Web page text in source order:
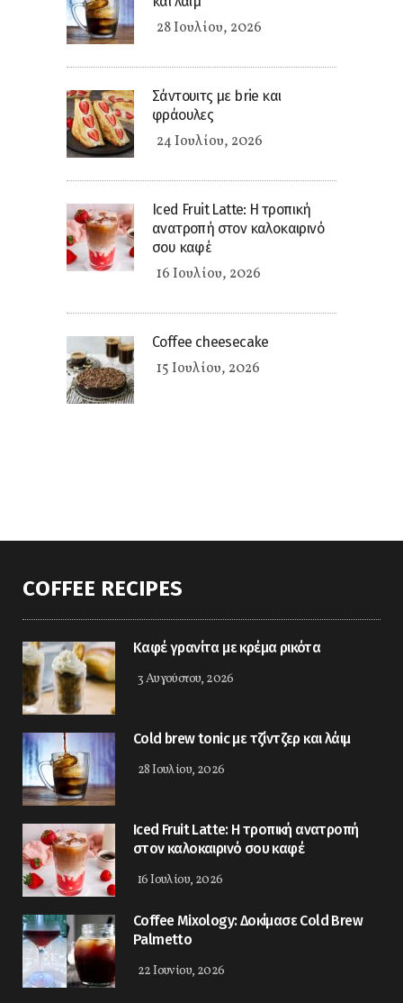
28 Ιουλίου, 2026
Σάντουιτς με brie και
φράουλες
24 Ιουλίου, 2026
Iced Fruit Latte: Η τροπική
ανατροπή στον καλοκαιρινό
σου καφέ
16 Ιουλίου, 2026
Coffee cheesecake
15 Ιουλίου, 2026
COFFEE RECIPES
Kαφέ γρανίτα με κρέμα ρικότα
3 Αυγούστου, 2026
Cold brew tonic με τζίντζερ και λάιμ
28 Ιουλίου, 2026
Iced Fruit Latte: Η τροπική ανατροπή
στον καλοκαιρινό σου καφέ
16 Ιουλίου, 2026
Coffee Mixology: Δοκίμασε Cold Brew
Palmetto
22 Ιουνίου, 2026